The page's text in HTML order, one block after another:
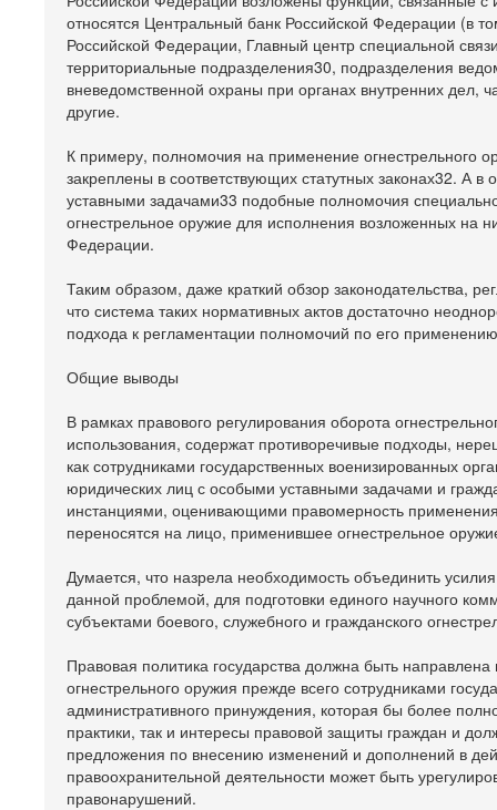
относятся Центральный банк Российской Федерации (в
Российской Федерации, Главный центр специальной
территориальные подразделения30, подразделения
вневедомственной охраны при органах внутренних дел,
другие.
К примеру, полномочия на применение огнестрельного
закреплены в соответствующих статутных законах32. А
уставными задачами33 подобные полномочия
огнестрельное оружие для исполнения возложенных на
Федерации.
Таким образом, даже краткий обзор законодательства,
что система таких нормативных актов достаточно
подхода к регламентации полномочий по его
Общие выводы
В рамках правового регулирования оборота
использования, содержат противоречивые подходы,
как сотрудниками государственных военизированных
юридических лиц с особыми уставными задачами и
инстанциями, оценивающими правомерность
переносятся на лицо, применившее огнестрельное
Думается, что назрела необходимость объединить
данной проблемой, для подготовки единого научного
субъектами боевого, служебного и гражданского
Правовая политика государства должна быть
огнестрельного оружия прежде всего сотрудниками
административного принуждения, которая бы более
практики, так и интересы правовой защиты граждан и
предложения по внесению изменений и дополнений в
правоохранительной деятельности может быть
правонарушений.